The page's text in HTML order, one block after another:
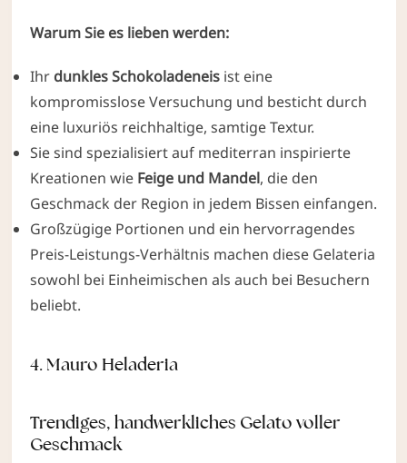
Warum Sie es lieben werden:
Ihr dunkles Schokoladeneisist eine
kompromisslose Versuchung und besticht durch
eine luxuriös reichhaltige, samtige Textur.
Sie sind spezialisiert auf mediterran inspirierte
Kreationen wie Feige und Mandel, die den
Geschmack der Region in jedem Bissen einfangen.
Großzügige Portionen und ein hervorragendes
Preis-Leistungs-Verhältnis machen diese Gelateria
sowohl bei Einheimischen als auch bei Besuchern
beliebt.
4. Mauro Heladeria
Trendiges, handwerkliches Gelato voller
Geschmack